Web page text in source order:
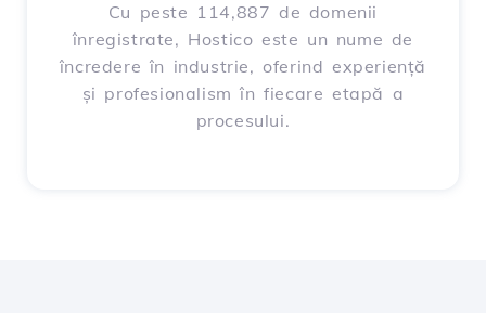
Cu peste 114,887 de domenii
înregistrate, Hostico este un nume de
încredere în industrie, oferind experiență
și profesionalism în fiecare etapă a
procesului.